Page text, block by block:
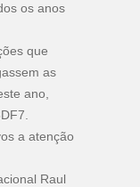
os anos
que
as
ano,
a atenção
Raul